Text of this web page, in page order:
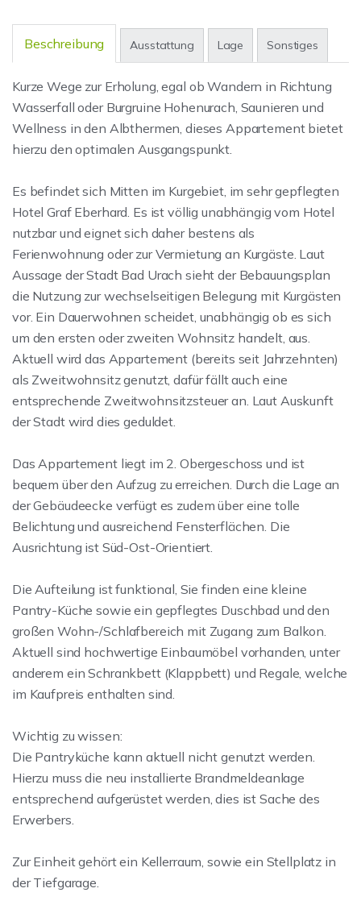
Beschreibung Ausstattung Lage Sonstiges
Kurze Wege zur Erholung, egal ob Wandern in Richtung
Wasserfall oder Burgruine Hohenurach, Saunieren und
Wellness in den Albthermen, dieses Appartement bietet
hierzu den optimalen Ausgangspunkt.
Es befindet sich Mitten im Kurgebiet, im sehr gepflegten
Hotel Graf Eberhard. Es ist völlig unabhängig vom Hotel
nutzbar und eignet sich daher bestens als
Ferienwohnung oder zur Vermietung an Kurgäste. Laut
Aussage der Stadt Bad Urach sieht der Bebauungsplan
die Nutzung zur wechselseitigen Belegung mit Kurgästen
vor. Ein Dauerwohnen scheidet, unabhängig ob es sich
um den ersten oder zweiten Wohnsitz handelt, aus.
Aktuell wird das Appartement (bereits seit Jahrzehnten)
als Zweitwohnsitz genutzt, dafür fällt auch eine
entsprechende Zweitwohnsitzsteuer an. Laut Auskunft
der Stadt wird dies geduldet.
Das Appartement liegt im 2. Obergeschoss und ist
bequem über den Aufzug zu erreichen. Durch die Lage an
der Gebäudeecke verfügt es zudem über eine tolle
Belichtung und ausreichend Fensterflächen. Die
Ausrichtung ist Süd-Ost-Orientiert.
Die Aufteilung ist funktional, Sie finden eine kleine
Pantry-Küche sowie ein gepflegtes Duschbad und den
großen Wohn-/Schlafbereich mit Zugang zum Balkon.
Aktuell sind hochwertige Einbaumöbel vorhanden, unter
anderem ein Schrankbett (Klappbett) und Regale, welche
im Kaufpreis enthalten sind.
Wichtig zu wissen:
Die Pantryküche kann aktuell nicht genutzt werden.
Hierzu muss die neu installierte Brandmeldeanlage
entsprechend aufgerüstet werden, dies ist Sache des
Erwerbers.
Zur Einheit gehört ein Kellerraum, sowie ein Stellplatz in
der Tiefgarage.